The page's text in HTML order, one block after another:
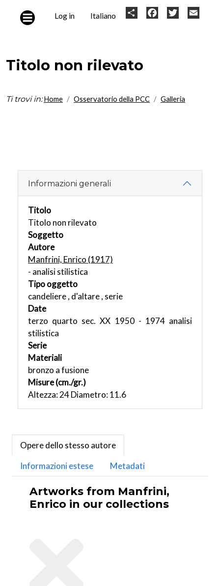
User
Log in Italiano Share FacebookTwitter
Titolo non rilevato
Ti trovi in: Home Osservatorio della PCC Galleria
Informazioni generali
Titolo
Titolo non rilevato
Soggetto
Autore
Manfrini, Enrico (1917)
- analisi stilistica
Tipo oggetto
candeliere , d'altare , serie
Date
terzo quarto sec. XX 1950 - 1974 analisi
stilistica
Serie
Materiali
bronzo a fusione
Misure (cm./gr.)
Altezza: 24 Diametro: 11.6
Opere dello stesso autore
Informazioni estese
Metadati
Artworks from Manfrini,
Enrico in our collections